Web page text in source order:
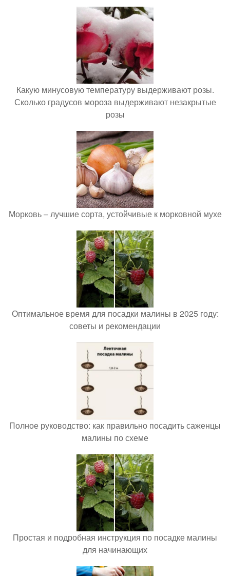
Какую минусовую температуру выдерживают розы.
Сколько градусов мороза выдерживают незакрытые
розы
Морковь – лучшие сорта, устойчивые к морковной мухе
Оптимальное время для посадки малины в 2025 году:
советы и рекомендации
Полное руководство: как правильно посадить саженцы
малины по схеме
Простая и подробная инструкция по посадке малины
для начинающих